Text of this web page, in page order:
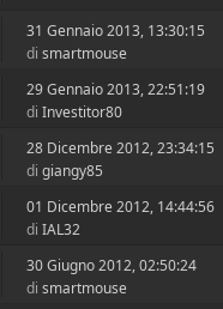
31 Gennaio 2013, 13:30:15
di smartmouse
29 Gennaio 2013, 22:51:19
di Investitor80
28 Dicembre 2012, 23:34:15
di giangy85
01 Dicembre 2012, 14:44:56
di IAL32
30 Giugno 2012, 02:50:24
di smartmouse